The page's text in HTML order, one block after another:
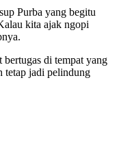
Purba yang begitu
kita ajak ngopi
di tempat yang
tetap jadi pelindung